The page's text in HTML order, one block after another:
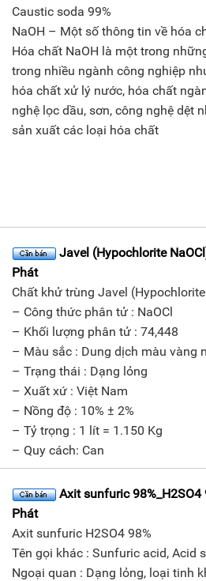
Caustic soda 99%
NaOH – Một số thông tin về hóa
Hóa chất NaOH là một trong
trong nhiều ngành công nghiệp
hóa chất xử lý nước, hóa chất
nghệ lọc dầu, sơn, công nghệ dệt
sản xuất các loại hóa chất
Javel (Hypochlorite
Phát
Chất khử trùng Javel (Hypochlorite
– Công thức phân tử : NaOCl
– Khối lượng phân tử : 74,448
– Màu sắc : Dung dịch màu vàng
– Trạng thái : Dạng lỏng
– Xuất xứ : Việt Nam
– Nồng độ : 10% ± 2%
– Tỷ trọng : 1 lít = 1.150 Kg
– Quy cách: Can
Axit sunfuric 98%_H2SO4
Phát
Axit sunfuric H2SO4 98%
Tên gọi khác : Sunfuric acid, Acid
Ngoại quan : Dạng lỏng, loại tinh